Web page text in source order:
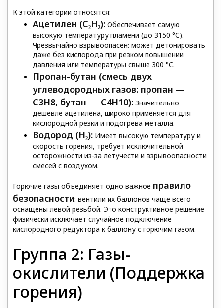
К этой категории относятся:
Ацетилен (C₂H₂): Обеспечивает самую
высокую температуру пламени (до 3150 °C).
Чрезвычайно взрывоопасен: может детонировать
даже без кислорода при резком повышении
давления или температуры свыше 300 °C.
Пропан-бутан (смесь двух
углеводородных газов: пропан —
C3H8, бутан — C4H10): Значительно
дешевле ацетилена, широко применяется для
кислородной резки и подогрева металла.
Водород (H₂): Имеет высокую температуру и
скорость горения, требует исключительной
осторожности из-за летучести и взрывоопасности
смесей с воздухом.
Горючие газы объединяет одно важное правило
безопасности: вентили их баллонов чаще всего
оснащены левой резьбой. Это конструктивное решение
физически исключает случайное подключение
кислородного редуктора к баллону с горючим газом.
Группа 2: Газы-
окислители (Поддержка
горения)